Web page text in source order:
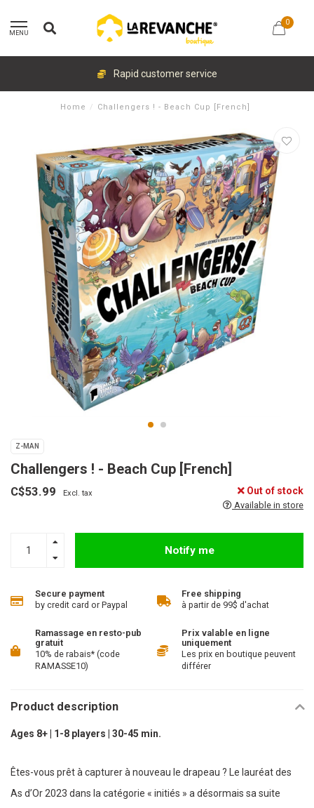
MENU
0
Rapid customer service
Home / Challengers ! - Beach Cup [French]
Z-MAN
Challengers ! - Beach Cup [French]
C$53.99 Excl. tax Out of stock
Available in store
Notify me
Secure payment
by credit card or Paypal
Free shipping
à partir de 99$ d'achat
Ramassage en resto-pub
gratuit
10% de rabais* (code
RAMASSE10)
Prix valable en ligne
uniquement
Les prix en boutique peuvent
différer
Product description
Ages 8+ | 1-8 players | 30-45 min.
Êtes-vous prêt à capturer à nouveau le drapeau ? Le lauréat des
As d’Or 2023 dans la catégorie « initiés » a désormais sa suite